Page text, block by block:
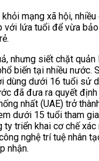
mạng xã hội, nhiều
với lứa tuổi để vừa
nhưng siết chặt quản
biến tại nhiều nước.
dùng dưới 16 tuổi sử
đã đưa ra quyết
nhất (UAE) trở
dưới 15 tuổi tham
ty triển khai cơ chế
nghệ trí tuệ nhân
nhận.